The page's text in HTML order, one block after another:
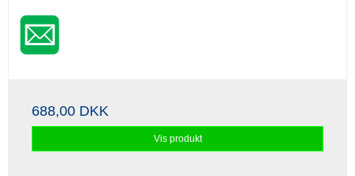
688,00 DKK
Vis produkt